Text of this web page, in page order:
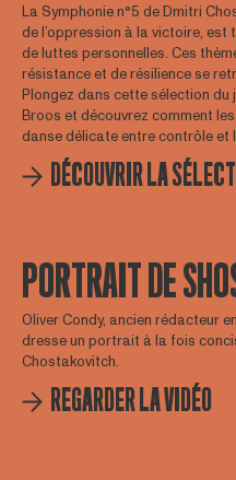
La Symphonie n°5 de Dmitri
de l’oppression à la victoire,
de luttes personnelles. Ces
résistance et de résilience se
Plongez dans cette sélection du
Broos et découvrez comment
danse délicate entre contrôle et
DÉCOUVRIR LA
PORTRAIT DE
Oliver Condy, ancien rédacteur
dresse un portrait à la fois
Chostakovitch.
REGARDER LA VIDÉO